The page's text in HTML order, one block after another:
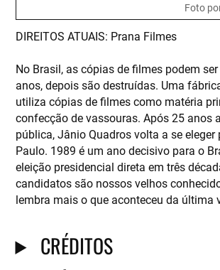
Foto
D IREITOS ATUAIS: Prana Filmes
No Brasil, as cópias de filmes podem
anos, depois são destruídas. Uma
utiliza cópias de filmes como matéria
confecção de vassouras. Após 25 anos
pública, Jânio Quadros volta a se eleger
Paulo. 1989 é um ano decisivo para o
eleição presidencial direta em três
candidatos são nossos velhos
lembra mais o que aconteceu da última
CRÉDITOS